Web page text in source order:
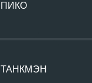
ПИКО
ТАНКМЭН